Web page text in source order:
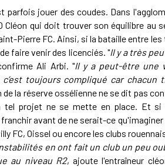
parfois jouer des coudes. Dans
Cléon qui doit trouver son équilibre
Pierre FC. Ainsi, si la bataille entre
faire venir des licenciés. "Il y a très
Ali Arbi. "Il y a peut-être une
toujours compliqué car
de la réserve ossélienne ne se dit pas
tel projet ne se mette en place. Et si
avant de ne serait-ce
FC, Oissel ou encore les clubs
en ont fait un club un peu
au niveau R2, ajoute l'entraîneur